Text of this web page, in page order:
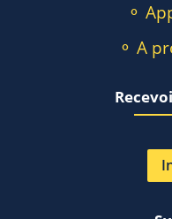
⚬
⚬ A